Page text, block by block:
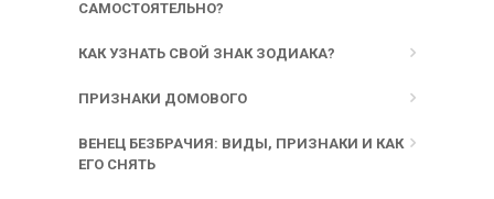
САМОСТОЯТЕЛЬНО?
КАК УЗНАТЬ СВОЙ ЗНАК ЗОДИАКА?
ПРИЗНАКИ ДОМОВОГО
ВЕНЕЦ БЕЗБРАЧИЯ: ВИДЫ, ПРИЗНАКИ И КАК
ЕГО СНЯТЬ